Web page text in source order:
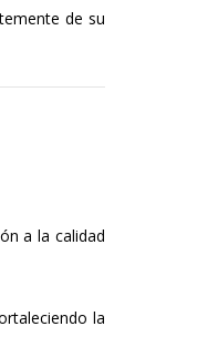
de su
a la calidad
la